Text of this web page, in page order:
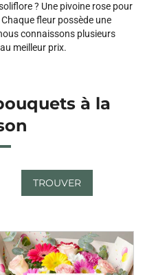
? Une pivoine rose pour
fleur possède une
connaissons plusieurs
meilleur prix.
à la
TROUVER